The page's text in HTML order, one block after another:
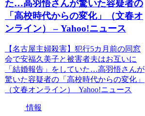
た…高羽悟さんが驚いた容疑者の
「高校時代からの変化」（文春オ
ンライン） – Yahoo!ニュース
【名古屋主婦殺害】犯行5カ月前の同窓
会で安福久美子と被害者夫はお互いに
「結婚報告」をしていた…高羽悟さんが
驚いた容疑者の「高校時代からの変化」
（文春オンライン） Yahoo!ニュース
情報